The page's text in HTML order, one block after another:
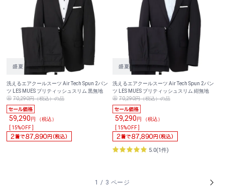
洗えるエアクールスーツ Air Tech Spun 2パン
ツ LES MUES ブリティッシュスリム 黒無地
70,290円（税込）の品
59,290円 （税込）
[ 15%OFF ]
洗えるエアクールスーツ Air Tech Spun 2パン
ツ LES MUES ブリティッシュスリム 紺無地
70,290円（税込）の品
59,290円 （税込）
[ 15%OFF ]
5.0(1件)
1 / 3 ページ